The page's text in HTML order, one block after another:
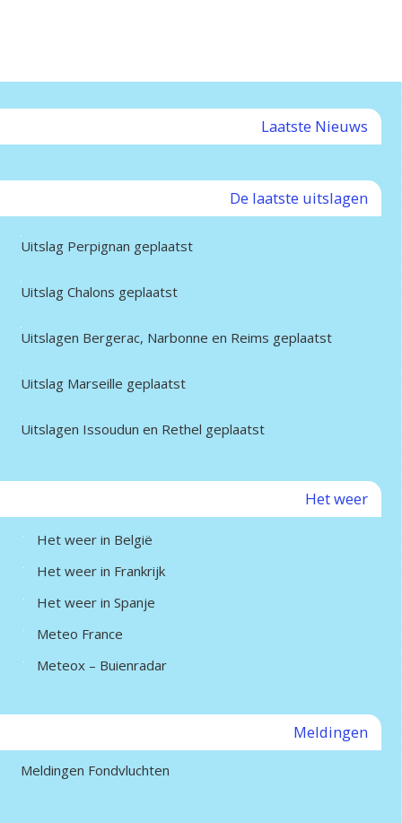
Laatste Nieuws
De laatste uitslagen
Uitslag Perpignan geplaatst
Uitslag Chalons geplaatst
Uitslagen Bergerac, Narbonne en Reims geplaatst
Uitslag Marseille geplaatst
Uitslagen Issoudun en Rethel geplaatst
Het weer
Het weer in België
Het weer in Frankrijk
Het weer in Spanje
Meteo France
Meteox – Buienradar
Meldingen
Meldingen Fondvluchten